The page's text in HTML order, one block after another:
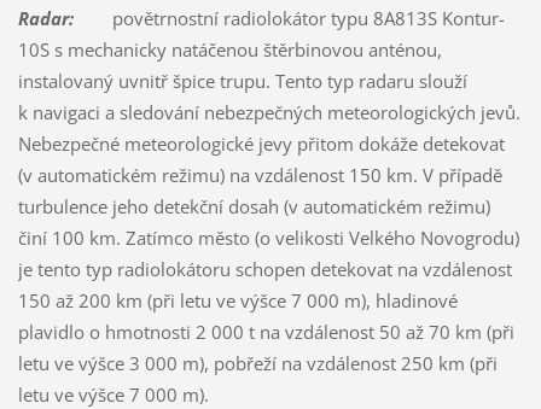
Radar:povětrnostní radiolokátor typu 8A813S Kontur-
10S s mechanicky natáčenou štěrbinovou anténou,
instalovaný uvnitř špice trupu. Tento typ radaru slouží
k navigaci a sledování nebezpečných meteorologických jevů.
Nebezpečné meteorologické jevy přitom dokáže detekovat
(v automatickém režimu) na vzdálenost 150 km. V případě
turbulence jeho detekční dosah (v automatickém režimu)
činí 100 km. Zatímco město (o velikosti Velkého Novogrodu)
je tento typ radiolokátoru schopen detekovat na vzdálenost
150 až 200 km (při letu ve výšce 7 000 m), hladinové
plavidlo o hmotnosti 2 000 t na vzdálenost 50 až 70 km (při
letu ve výšce 3 000 m), pobřeží na vzdálenost 250 km (při
letu ve výšce 7 000 m).